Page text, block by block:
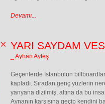
Devamı...
YARI SAYDAM
_ Ayhan Ayteş
Geçenlerde İstanbulun
kapladı. Sıradan genç yüzlerin
yanyana dizilmiş, altına da bu
Aynanın karşısına geçip kendini